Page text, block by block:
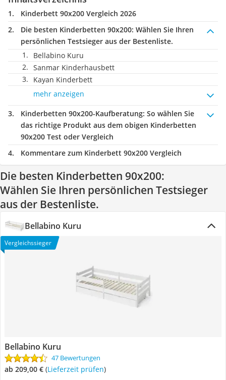
Kinderbett 90x200 Vergleich 2026
Die besten Kinderbetten 90x200: Wählen Sie Ihren
persönlichen Testsieger aus der Bestenliste.
Bellabino Kuru
Sanmar Kinderhausbett
Kayan Kinderbett
mehr anzeigen
Kinderbetten 90x200-Kaufberatung: So wählen Sie
das richtige Produkt aus dem obigen Kinderbetten
90x200 Test oder Vergleich
Kommentare zum Kinderbett 90x200 Vergleich
Die besten Kinderbetten 90x200:
Wählen Sie Ihren persönlichen Testsieger
aus der Bestenliste.
Bellabino Kuru
Vergleichssieger
Bellabino Kuru
47 Bewertungen
ab 209,00 € (Lieferzeit prüfen)